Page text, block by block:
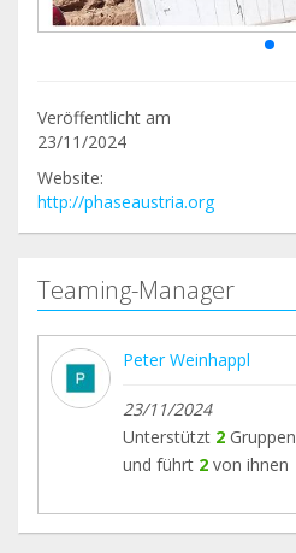
Veröffentlicht am
23/11/2024
Website:
http://phaseaustria.org
Teaming-Manager
Peter Weinhappl
23/11/2024
Unterstützt 2 Gruppen
und führt 2 von ihnen